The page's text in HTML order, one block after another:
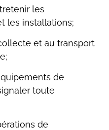
les
les installations;
et au transport
de
toute
de